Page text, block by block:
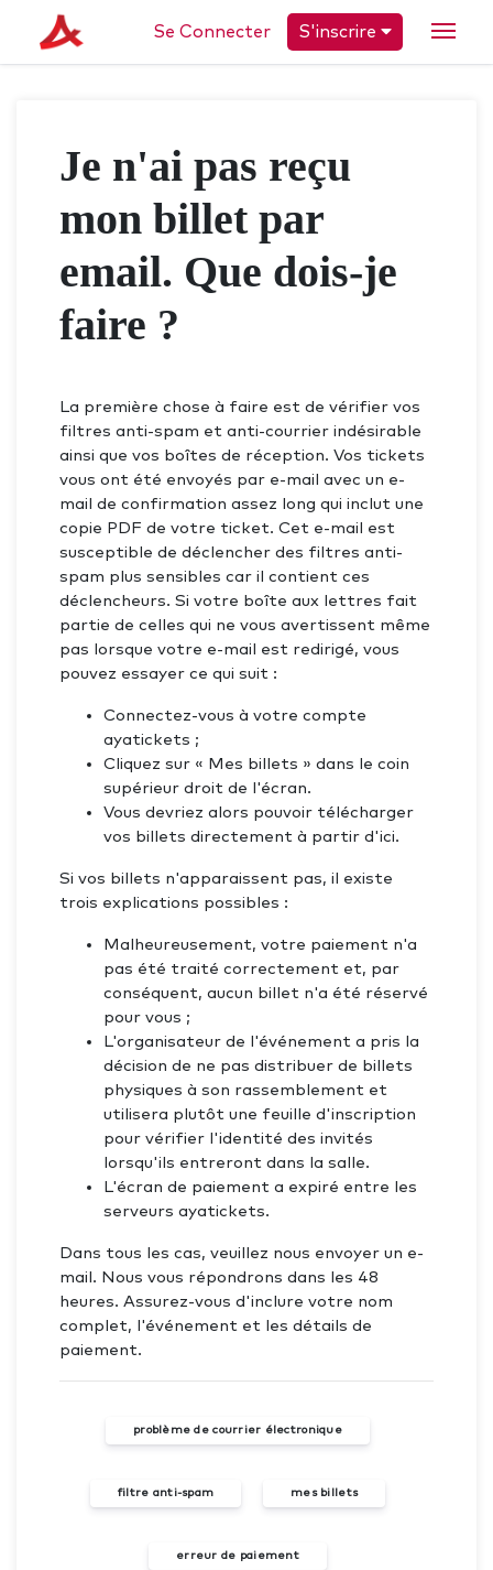
Se Connecter S'inscrire
Je n'ai pas reçu
mon billet par
email. Que dois-je
faire ?
La première chose à faire est de vérifier vos
filtres anti-spam et anti-courrier indésirable
ainsi que vos boîtes de réception. Vos tickets
vous ont été envoyés par e-mail avec un e-
mail de confirmation assez long qui inclut une
copie PDF de votre ticket. Cet e-mail est
susceptible de déclencher des filtres anti-
spam plus sensibles car il contient ces
déclencheurs. Si votre boîte aux lettres fait
partie de celles qui ne vous avertissent même
pas lorsque votre e-mail est redirigé, vous
pouvez essayer ce qui suit :
Connectez-vous à votre compte
ayatickets ;
Cliquez sur « Mes billets » dans le coin
supérieur droit de l'écran.
Vous devriez alors pouvoir télécharger
vos billets directement à partir d'ici.
Si vos billets n'apparaissent pas, il existe
trois explications possibles :
Malheureusement, votre paiement n'a
pas été traité correctement et, par
conséquent, aucun billet n'a été réservé
pour vous ;
L'organisateur de l'événement a pris la
décision de ne pas distribuer de billets
physiques à son rassemblement et
utilisera plutôt une feuille d'inscription
pour vérifier l'identité des invités
lorsqu'ils entreront dans la salle.
L'écran de paiement a expiré entre les
serveurs ayatickets.
Dans tous les cas, veuillez nous envoyer un e-
mail. Nous vous répondrons dans les 48
heures. Assurez-vous d'inclure votre nom
complet, l'événement et les détails de
paiement.
problème de courrier électronique
filtre anti-spam mes billets
erreur de paiement